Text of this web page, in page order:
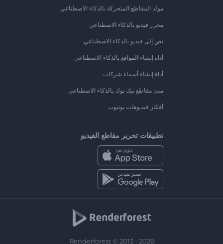
مولد المقاطع المتحركة بالذكاء الاصطناعي
محرر فيديو بالذكاء الاصطناعي
نص إلى فيديو بالذكاء الاصطناعي
أداة إنشاء المواقع بالذكاء الاصطناعي
أداة إنشاء أسماء شركات
منئ مقاطع تيك توك بالذكاء الاصطناعي
أفكار فيديوهات يوتيوب
تطبيقات تحرير مقاطع الفيديو
Renderforest © 2013 - 2026